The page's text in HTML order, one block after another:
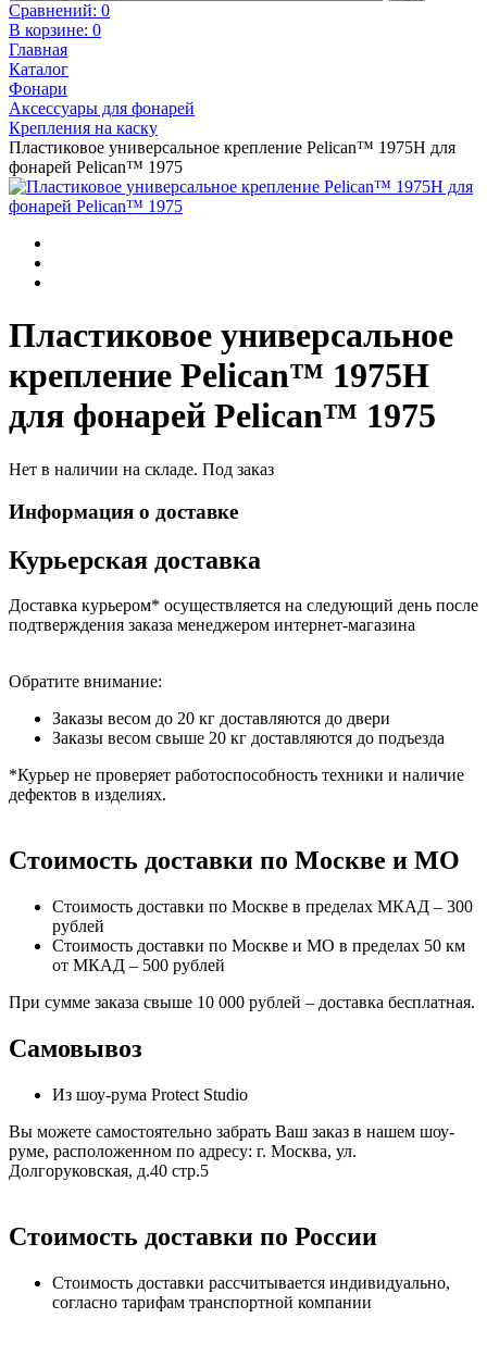
Сравнений: 0
В корзине: 0
Главная
Каталог
Фонари
Аксессуары для фонарей
Крепления на каску
Пластиковое универсальное крепление Pelican™ 1975H для
фонарей Pelican™ 1975
Пластиковое универсальное
крепление Pelican™ 1975H
для фонарей Pelican™ 1975
Нет в наличии на складе. Под заказ
Информация о доставке
Курьерская доставка
Доставка курьером* осуществляется на следующий день после
подтверждения заказа менеджером интернет-магазина
Обратите внимание:
Заказы весом до 20 кг доставляются до двери
Заказы весом свыше 20 кг доставляются до подъезда
*Курьер не проверяет работоспособность техники и наличие
дефектов в изделиях.
Стоимость доставки по Москве и МО
Стоимость доставки по Москве в пределах МКАД – 300
рублей
Стоимость доставки по Москве и МО в пределах 50 км
от МКАД – 500 рублей
При сумме заказа свыше 10 000 рублей – доставка бесплатная.
Самовывоз
Из шоу-рума Protect Studio
Вы можете самостоятельно забрать Ваш заказ в нашем шоу-
руме, расположенном по адресу: г. Москва, ул.
Долгоруковская, д.40 стр.5
Стоимость доставки по России
Стоимость доставки рассчитывается индивидуально,
согласно тарифам транспортной компании